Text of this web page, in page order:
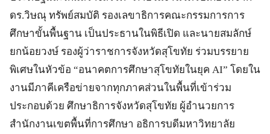
ดร.วิษณุ ทรัพย์สมบัติ รองเลขาธิการคณะกรรมการการ
ศึกษาขั้นพื้นฐาน เป็นประธานในพิธีเปิด และนายสมลักษ์
ยกน้อยวงษ์ รองผู้ว่าราชการจังหวัดสุโขทัย ร่วมบรรยาย
พิเศษในหัวข้อ “อนาคตการศึกษาสุโขทัยในยุค AI” โดยใน
งานมีภาคีเครือข่ายจากทุกภาคส่วนในพื้นที่เข้าร่วม
ประกอบด้วย ศึกษาธิการจังหวัดสุโขทัย ผู้อำนวยการ
สำนักงานเขตพื้นที่การศึกษา อธิการบดีมหาวิทยาลัย